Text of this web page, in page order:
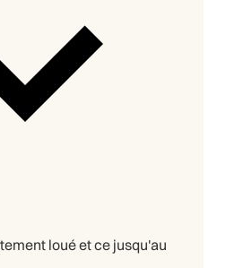
loué et ce jusqu'au